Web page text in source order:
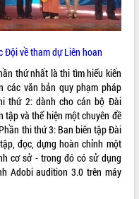
Đội về tham dự Liên hoan
thứ nhất là thi tìm hiểu kiến
các văn bản quy phạm pháp
thứ 2: dành cho cán bộ Đài
tập và thể hiện một chuyên đề
thi thứ 3: Ban biên tập Đài
đọc, dựng hoàn chỉnh một
cơ sở - trong đó có sử dụng
Adobi audition 3.0 trên máy